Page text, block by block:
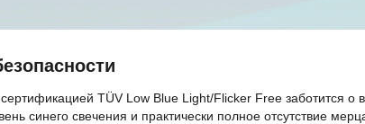
TÜV Low Blue Light/Flicker Free заботится о
синего свечения и практически полное отсутствие